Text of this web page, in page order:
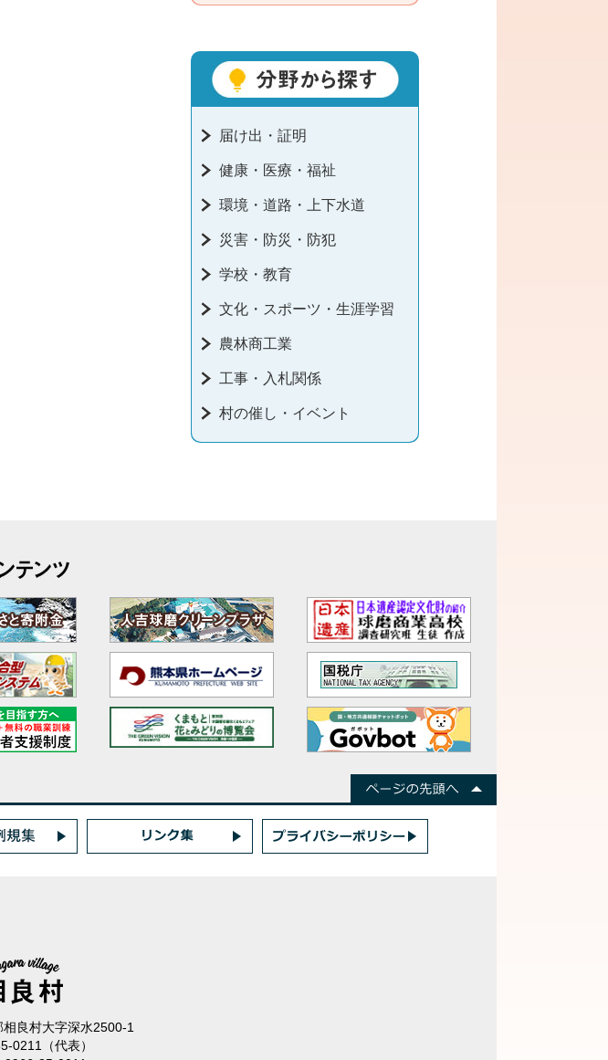
届け出・証明
健康・医療・福祉
環境・道路・上下水道
災害・防災・防犯
学校・教育
文化・スポーツ・生涯学習
農林商工業
工事・入札関係
村の催し・イベント
良村大字深水2500-1
0211（代表）